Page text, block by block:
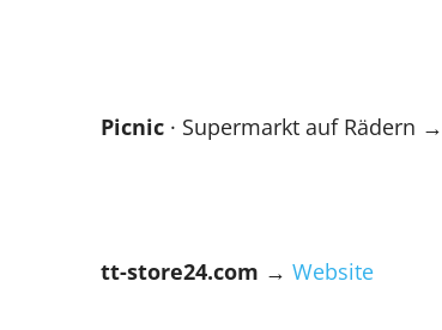
Picnic · Supermarkt auf Rädern →
tt-store24.com → Website